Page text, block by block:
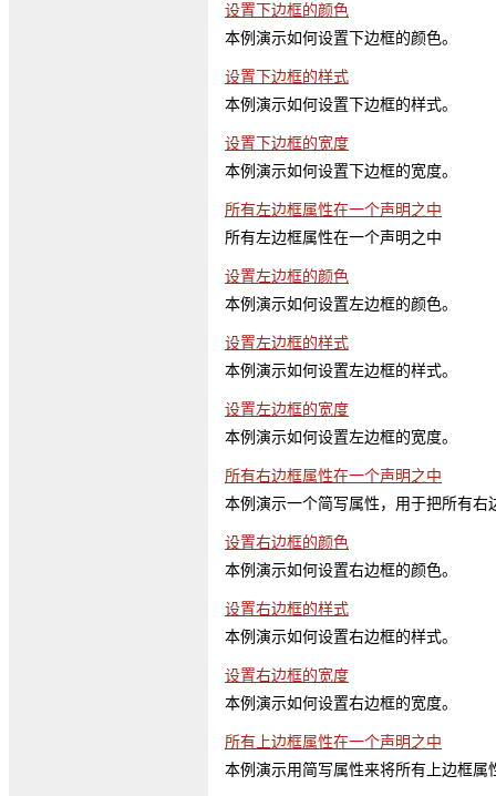
设置下边框的颜色
本例演示如何设置下边框的颜色。
设置下边框的样式
本例演示如何设置下边框的样式。
设置下边框的宽度
本例演示如何设置下边框的宽度。
所有左边框属性在一个声明之中
所有左边框属性在一个声明之中
设置左边框的颜色
本例演示如何设置左边框的颜色。
设置左边框的样式
本例演示如何设置左边框的样式。
设置左边框的宽度
本例演示如何设置左边框的宽度。
所有右边框属性在一个声明之中
本例演示一个简写属性，用于把所有右
设置右边框的颜色
本例演示如何设置右边框的颜色。
设置右边框的样式
本例演示如何设置右边框的样式。
设置右边框的宽度
本例演示如何设置右边框的宽度。
所有上边框属性在一个声明之中
本例演示用简写属性来将所有上边框属